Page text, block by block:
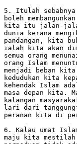
5. Itulah sebabnya
boleh
kita itu jalan-
dunia kerana
pandangan, kita
ialah kita akan
semua orang
orang Islam
menjadi beban
kedudukan kita
kehendak Islam
masa depan kita.
kalangan
lari dari
peranan kita di
6. Kalau umat
maju kita mestilah